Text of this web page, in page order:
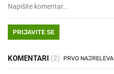
PRIJAVITE SE
KOMENTARI (2)